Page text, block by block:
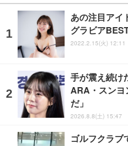
あの注目アイ
グラビア
2022.2.15(火) 12:11
手が震え続け
ARA・スンヨ
だ」
2026.8.8(土) 15:47
ゴルフクラブ